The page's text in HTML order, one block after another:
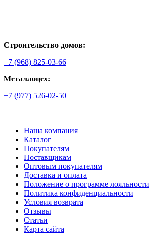
Строительство домов:
+7 (968) 825-03-66
Металлоцех:
+7 (977) 526-02-50
Наша компания
Каталог
Покупателям
Поставщикам
Оптовым покупателям
Доставка и оплата
Положение о программе лояльности
Политика конфиденциальности
Условия возврата
Отзывы
Статьи
Карта сайта